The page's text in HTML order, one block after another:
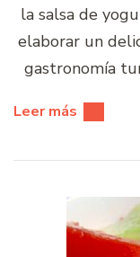
la salsa de
elaborar un
gastronomía
Leer más